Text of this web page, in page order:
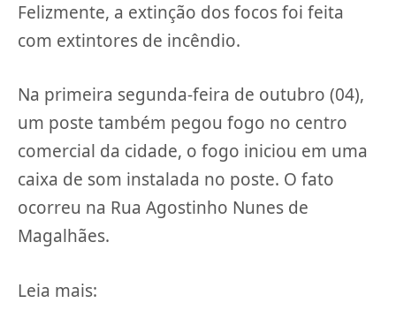
Felizmente, a extinção dos focos foi feita
com extintores de incêndio.
Na primeira segunda-feira de outubro (04),
um poste também pegou fogo no centro
comercial da cidade, o fogo iniciou em uma
caixa de som instalada no poste. O fato
ocorreu na Rua Agostinho Nunes de
Magalhães.
Leia mais: